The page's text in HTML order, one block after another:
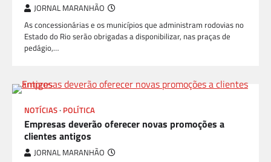
JORNAL MARANHÃO
As concessionárias e os municípios que administram rodovias no
Estado do Rio serão obrigadas a disponibilizar, nas praças de
pedágio,…
NOTÍCIAS POLÍTICA
Empresas deverão oferecer novas promoções a
clientes antigos
JORNAL MARANHÃO